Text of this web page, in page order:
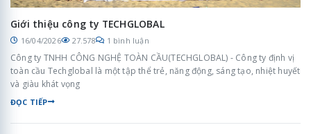
Giới thiệu công ty TECHGLOBAL
16/04/2026 27.578 1 bình luận
Công ty TNHH CÔNG NGHỆ TOÀN CẦU(TECHGLOBAL) - Công ty định vị
toàn cầu Techglobal là một tập thể trẻ, năng động, sáng tạo, nhiệt huyết
và giàu khát vọng
ĐỌC TIẾP